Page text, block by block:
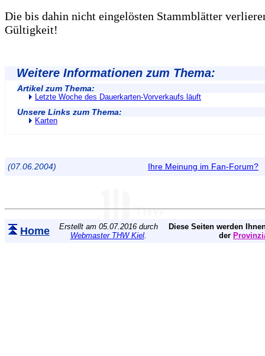
Die bis dahin nicht eingelösten Stammblätter
Gültigkeit!
Weitere Informationen zum Thema:
Artikel zum Thema:
Letzte Woche des Dauerkarten-Vorverkaufs läuft
Unsere Links zum Thema:
Karten
(07.06.2004) Ihre Meinung im Fan-Forum?
Home
Erstellt am 05.07.2016 durch
Webmaster THW Kiel.
Diese Seiten werden
der